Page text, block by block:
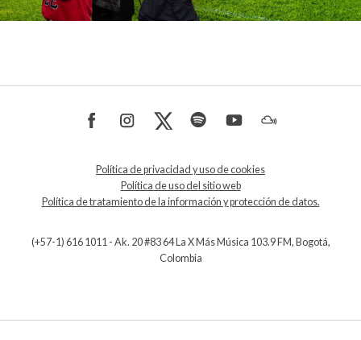
Política de privacidad y uso de cookies
Política de uso del sitio web
Política de tratamiento de la información y protección de datos.
(+57-1) 616 1011 - Ak. 20 #83 64 La X Más Música 103.9 FM, Bogotá,
Colombia